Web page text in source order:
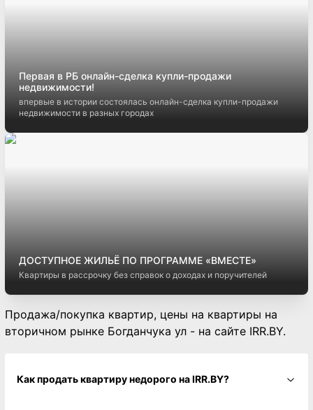
Первая в РБ онлайн-сделка купли-продажи
недвижимости!
впервые в истории состоялась онлайн-сделка купли-продажи
недвижимости в разных городах
ДОСТУПНОЕ ЖИЛЬЁ ПО ПРОГРАММЕ «ВМЕСТЕ»
Квартиры в рассрочку без справок о доходах и поручителей
Продажа/покупка квартир, цены на квартиры на
вторичном рынке Богданчука ул - на сайте IRR.BY.
Как продать квартиру недорого на IRR.BY?